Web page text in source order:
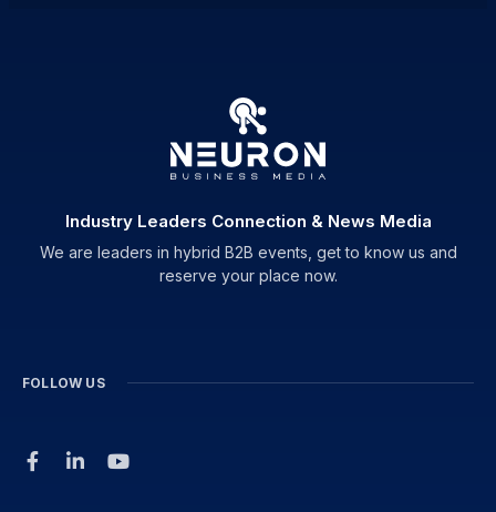
Industry Leaders Connection & News Media
We are leaders in hybrid B2B events, get to know us and
reserve your place now.
FOLLOW US